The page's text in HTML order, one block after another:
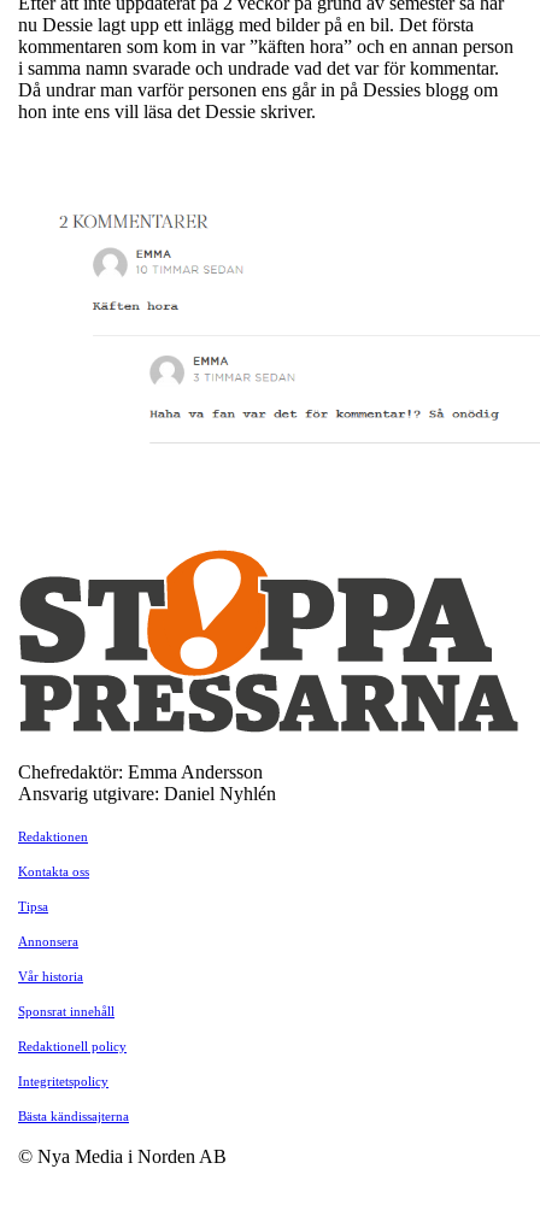
nu Dessie lagt upp ett inlägg med bilder på en bil. Det första
kommentaren som kom in var ”käften hora” och en annan person
i samma namn svarade och undrade vad det var för kommentar.
Då undrar man varför personen ens går in på Dessies blogg om
hon inte ens vill läsa det Dessie skriver.
Chefredaktör: Emma Andersson
Ansvarig utgivare: Daniel Nyhlén
Redaktionen
Kontakta oss
Tipsa
Annonsera
Vår historia
Sponsrat innehåll
Redaktionell policy
Integritetspolicy
Bästa kändissajterna
© Nya Media i Norden AB